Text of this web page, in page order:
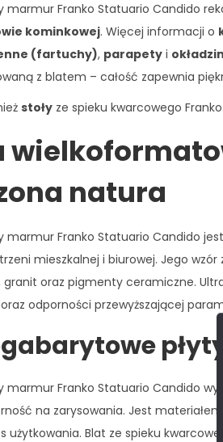
marmur Franko Statuario Candido
kominkowej. Więcej informacji o
(fartuchy), parapety i
z blatem – całość zapewnia
stoły ze spieku kwarcowego
natura
marmur Franko Statuario Candido
mieszkalnej i biurowej. Jego
granit oraz pigmenty ceramiczne.
odporności przewyższającej
marmur Franko Statuario Candido
na zarysowania. Jest
użytkowania. Blat ze spieku